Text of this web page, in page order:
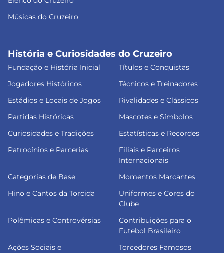
Músicas do Cruzeiro
História e Curiosidades do Cruzeiro
Fundação e História Inicial
Títulos e Conquistas
Jogadores Históricos
Técnicos e Treinadores
Estádios e Locais de Jogos
Rivalidades e Clássicos
Partidas Históricas
Mascotes e Símbolos
Curiosidades e Tradições
Estatísticas e Recordes
Patrocínios e Parcerias
Filiais e Parceiros
Internacionais
Categorias de Base
Momentos Marcantes
Hino e Cantos da Torcida
Uniformes e Cores do
Clube
Polêmicas e Controvérsias
Contribuições para o
Futebol Brasileiro
Ações Sociais e
Torcedores Famosos